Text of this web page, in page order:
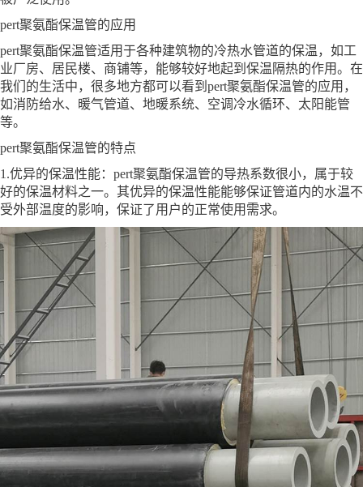
pert聚氨酯保温管的应用
pert聚氨酯保温管适用于各种建筑物的冷热水管道的保温，如工
业厂房、居民楼、商铺等，能够较好地起到保温隔热的作用。在
我们的生活中，很多地方都可以看到pert聚氨酯保温管的应用，
如消防给水、暖气管道、地暖系统、空调冷水循环、太阳能管
等。
pert聚氨酯保温管的特点
1.优异的保温性能：pert聚氨酯保温管的导热系数很小，属于较
好的保温材料之一。其优异的保温性能能够保证管道内的水温不
受外部温度的影响，保证了用户的正常使用需求。